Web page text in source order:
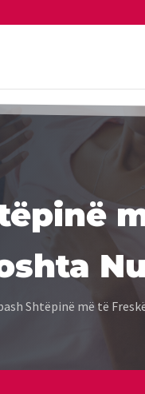
Shtëpinë më të